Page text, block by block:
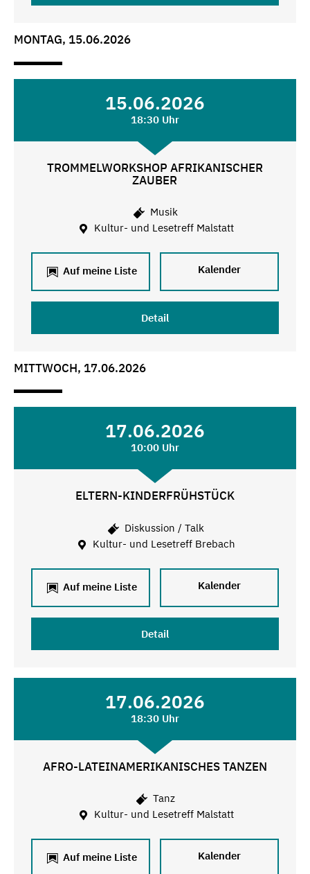
MONTAG, 15.06.2026
15.06.2026
18:30 Uhr
TROMMELWORKSHOP AFRIKANISCHER
ZAUBER
Musik
Kultur- und Lesetreff Malstatt
Auf meine Liste Kalender
Detail
MITTWOCH, 17.06.2026
17.06.2026
10:00 Uhr
ELTERN-KINDERFRÜHSTÜCK
Diskussion / Talk
Kultur- und Lesetreff Brebach
Auf meine Liste Kalender
Detail
17.06.2026
18:30 Uhr
AFRO-LATEINAMERIKANISCHES TANZEN
Tanz
Kultur- und Lesetreff Malstatt
Auf meine Liste Kalender